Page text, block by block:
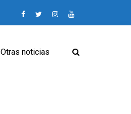
Otras noticias